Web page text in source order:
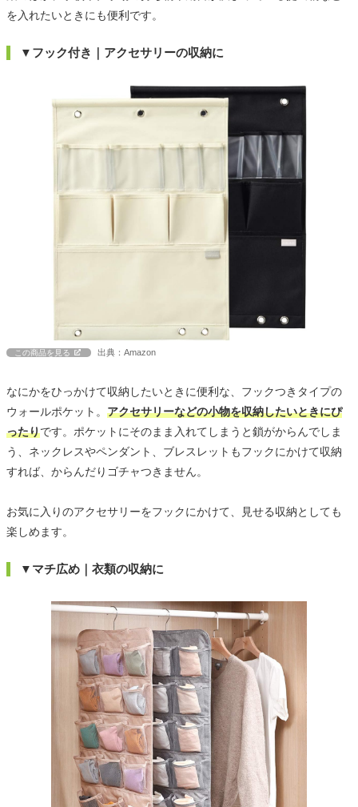
を入れたいときにも便利です。
▼フック付き｜アクセサリーの収納に
この商品を見る 出典：Amazon
なにかをひっかけて収納したいときに便利な、フックつきタイプの
ウォールポケット。 アクセサリーなどの小物を収納したいときにぴ
ったりです。ポケットにそのまま入れてしまうと鎖がからんでしま
う、ネックレスやペンダント、ブレスレットもフックにかけて収納
すれば、からんだりゴチャつきません。
お気に入りのアクセサリーをフックにかけて、見せる収納としても
楽しめます。
▼マチ広め｜衣類の収納に